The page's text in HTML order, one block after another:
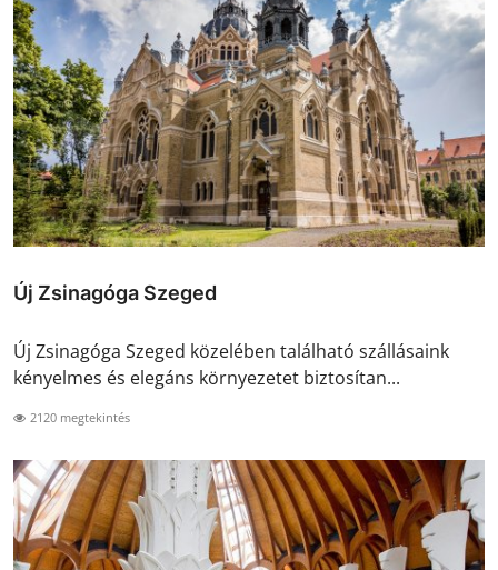
Új Zsinagóga Szeged
Új Zsinagóga Szeged közelében található szállásaink
kényelmes és elegáns környezetet biztosítan...
2120 megtekintés